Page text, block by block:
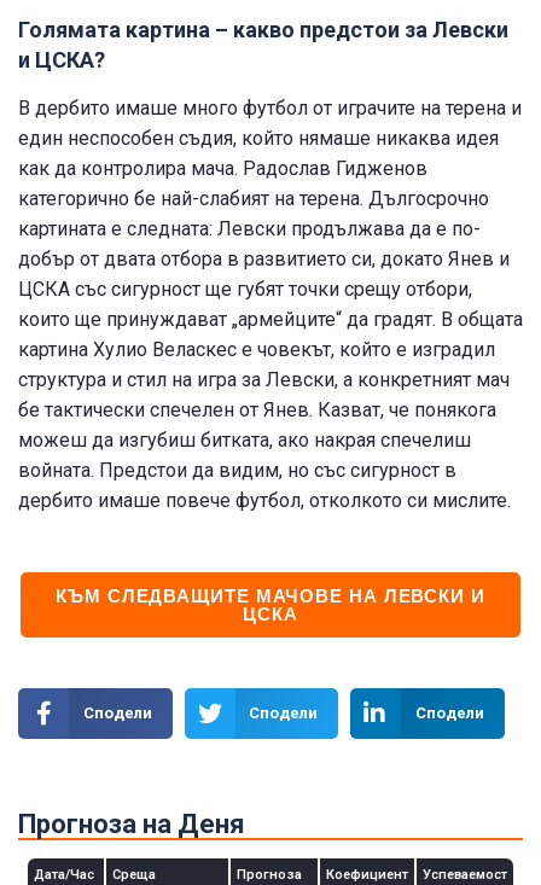
Голямата картина – какво предстои за Левски
и ЦСКА?
В дербито имаше много футбол от играчите на терена и
един неспособен съдия, който нямаше никаква идея
как да контролира мача. Радослав Гидженов
категорично бе най-слабият на терена. Дългосрочно
картината е следната: Левски продължава да е по-
добър от двата отбора в развитието си, докато Янев и
ЦСКА със сигурност ще губят точки срещу отбори,
които ще принуждават „армейците“ да градят. В общата
картина Хулио Веласкес е човекът, който е изградил
структура и стил на игра за Левски, а конкретният мач
бе тактически спечелен от Янев. Казват, че понякога
можеш да изгубиш битката, ако накрая спечелиш
войната. Предстои да видим, но със сигурност в
дербито имаше повече футбол, отколкото си мислите.
КЪМ СЛЕДВАЩИТЕ МАЧОВЕ НА ЛЕВСКИ И
ЦСКА
Сподели Сподели Сподели
Прогноза на Деня
Дата/Час Среща Прогноза Коефициент Успеваемост